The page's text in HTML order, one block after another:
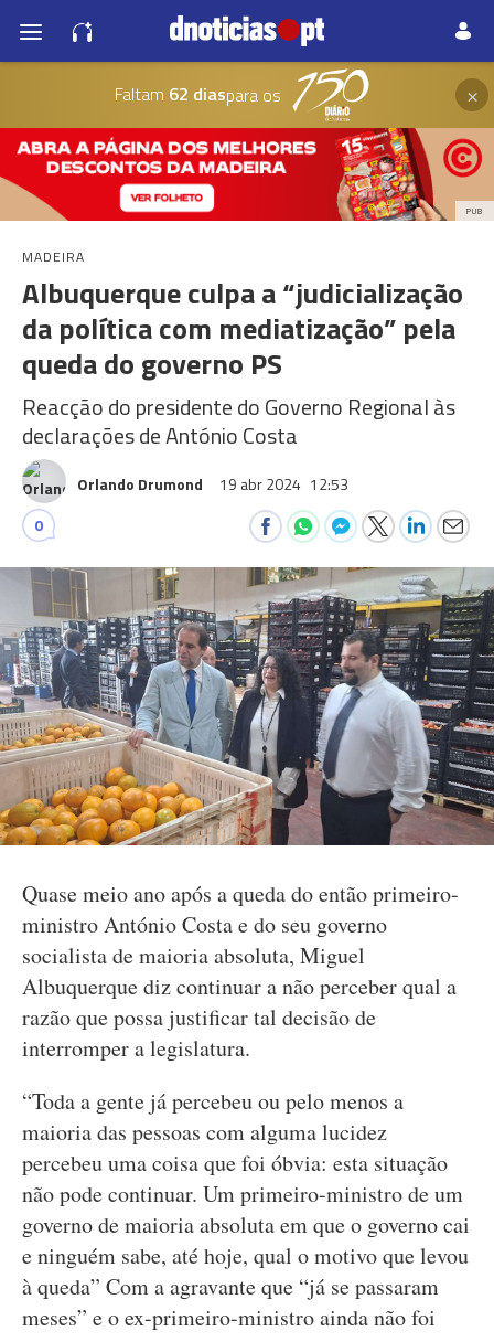
Faltam 62 diaspara os ×
PUB
MADEIRA
Albuquerque culpa a “judicialização
da política com mediatização” pela
queda do governo PS
Reacção do presidente do Governo Regional às
declarações de António Costa
Orlando Drumond 19 abr 2024 12:53
0
Quase meio ano após a queda do então primeiro-
ministro António Costa e do seu governo
socialista de maioria absoluta, Miguel
Albuquerque diz continuar a não perceber qual a
razão que possa justificar tal decisão de
interromper a legislatura.
“Toda a gente já percebeu ou pelo menos a
maioria das pessoas com alguma lucidez
percebeu uma coisa que foi óbvia: esta situação
não pode continuar. Um primeiro-ministro de um
governo de maioria absoluta em que o governo cai
e ninguém sabe, até hoje, qual o motivo que levou
à queda” Com a agravante que “já se passaram
meses” e o ex-primeiro-ministro ainda não foi